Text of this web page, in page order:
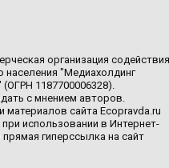
организация содействия
"Медиахолдинг
1187700006328).
с мнением авторов.
материалов сайта Ecopravda.ru
использовании в Интернет-
прямая гиперссылка на сайт